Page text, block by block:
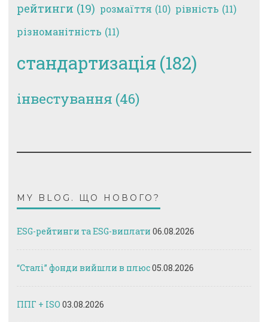
рейтинги (19) розмаїття (10) рівність (11)
різноманітність (11)
стандартизація (182)
інвестування (46)
MY BLOG. ЩО НОВОГО?
ESG-рейтинги та ESG-виплати 06.08.2026
“Сталі” фонди вийшли в плюс05.08.2026
ППГ + ISO 03.08.2026